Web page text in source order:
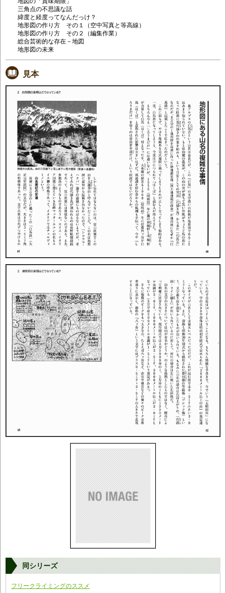
三角点の不思議な話
緯度と経度ってなんだっけ？
地形図の作り方 その１（空中写真と等高線）
地形図の作り方 その２（編集作業）
総合芸術的な存在－地図
地形図の未来
見本
同シリーズ
フリークライミングのススメ